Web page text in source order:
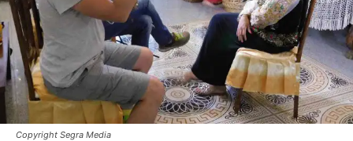
Copyright Segra Media